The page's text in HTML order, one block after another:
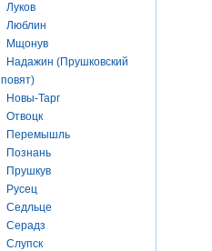
Луков
Люблин
Мщонув
Надажин (Прушковский
повят)
Новы-Тарг
Отвоцк
Перемышль
Познань
Прушкув
Русец
Седльце
Серадз
Слупск